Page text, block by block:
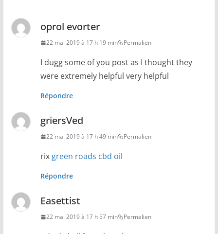
oprol evorter
22 mai 2019 à 17 h 19 min Permalien
I dugg some of you post as I thought they
were extremely helpful very helpful
Répondre
griersVed
22 mai 2019 à 17 h 49 min Permalien
rix green roads cbd oil
Répondre
Easettist
22 mai 2019 à 17 h 57 min Permalien